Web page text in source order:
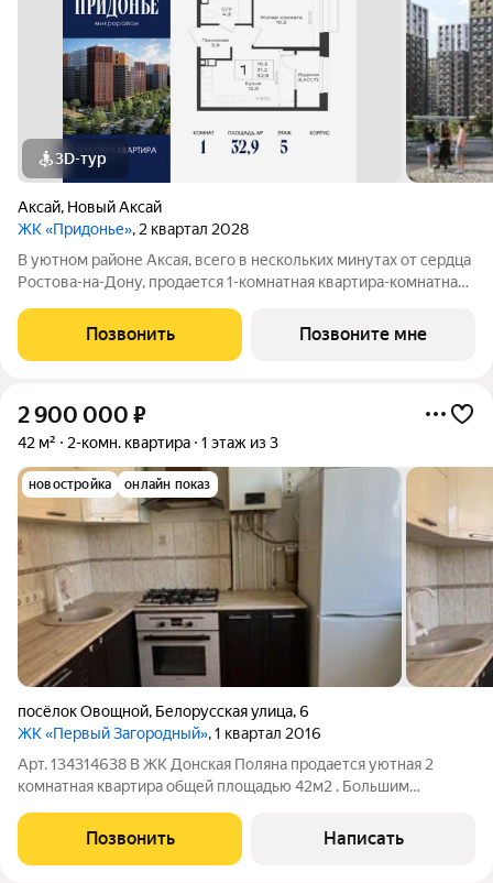
3D-тур
Аксай, Новый Аксай
ЖК «Придонье», 2 квартал 2028
В уютном районе Аксая, всего в нескольких минутах от сердца
Ростова-на-Дону, продается 1-комнатная квартира-комнатная
№2.1. Квартира находится в жилом микрорайоне комфорт-
класса «Придонье» от
Позвонить Позвоните мне
2 900 000 ₽
42 м² 2-комн. квартира 1 этаж из 3
новостройка онлайн показ
посёлок Овощной, Белорусская улица,6
ЖК «Первый Загородный», 1 квартал 2016
Арт. 134314638 В ЖК Донская Поляна продается уютная 2
комнатная квартира общей площадью 42м2 . Большим
помогает хранить все необходимое, так же есть еще сис-мы
хранения, места точно хватит! Дом
Позвонить Написать